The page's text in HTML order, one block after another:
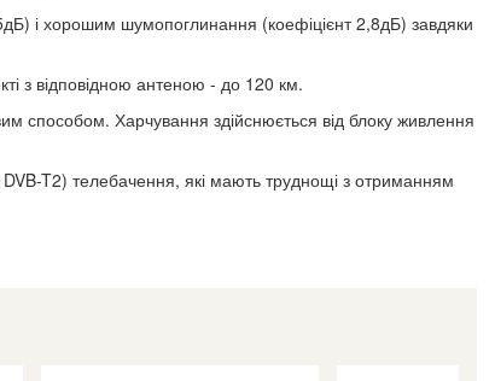
і хорошим шумопоглинання (коефіцієнт 2,8дБ) завдяки
з відповідною антеною - до 120 км.
способом. Харчування здійснюється від блоку живлення
T2) телебачення, які мають труднощі з отриманням